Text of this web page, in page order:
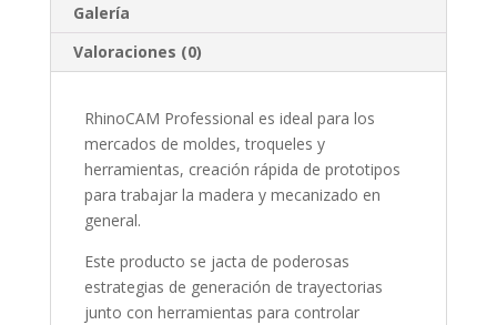
Galería
Valoraciones (0)
RhinoCAM Professional es ideal para los
mercados de moldes, troqueles y
herramientas, creación rápida de prototipos
para trabajar la madera y mecanizado en
general.
Este producto se jacta de poderosas
estrategias de generación de trayectorias
junto con herramientas para controlar